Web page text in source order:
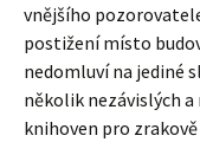
vnějšího
postižení místo
nedomluví na jediné
několik nezávislých
knihoven pro